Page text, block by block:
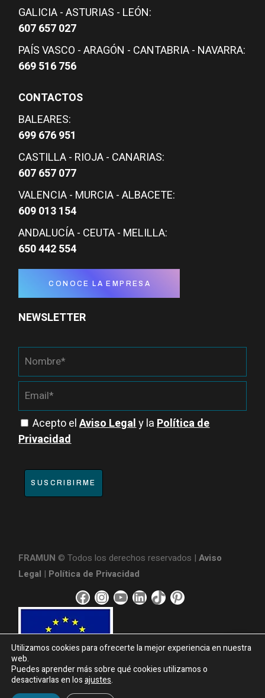
GALICIA - ASTURIAS - LEÓN:
607 657 027
PAÍS VASCO - ARAGÓN - CANTABRIA - NAVARRA:
669 516 756
CONTACTOS
BALEARES:
699 676 951
CASTILLA - RIOJA - CANARIAS:
607 657 077
VALENCIA - MURCIA - ALBACETE:
609 013 154
ANDALUCÍA - CEUTA - MELILLA:
650 442 554
CONOCE LA EMPRESA
NEWSLETTER
Acepto elAviso Legaly laPolítica de
Privacidad
SUSCRIBIRME
FRAMUN © Todos los derechos reservados |Aviso
Legal | Política de Privacidad
F
a
c
e
o
o
I
s
t
g
r
Y
u
T
b
L
n
k
d
T
k
T
o
k
P
n
t
e
r
Utilizamos cookies para ofrecerte la mejor experiencia en nuestra
web.
Puedes aprender más sobre qué cookies utilizamos o
desactivarlas en losajustes.
¿Necesitas información?